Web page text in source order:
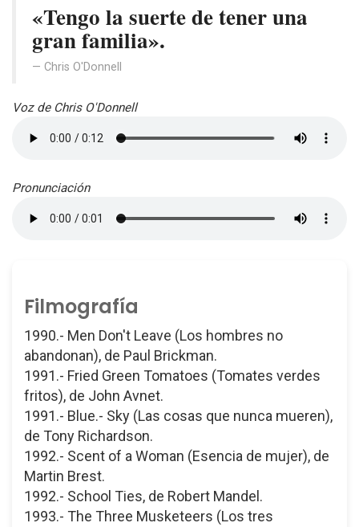
«Tengo la suerte de tener una
gran familia».
Chris O'Donnell
Voz de Chris O'Donnell
Pronunciación
Filmografía
1990.- Men Don't Leave (Los hombres no
abandonan), de Paul Brickman.
1991.- Fried Green Tomatoes (Tomates verdes
fritos), de John Avnet.
1991.- Blue.- Sky (Las cosas que nunca mueren),
de Tony Richardson.
1992.- Scent of a Woman (Esencia de mujer), de
Martin Brest.
1992.- School Ties, de Robert Mandel.
1993.- The Three Musketeers (Los tres